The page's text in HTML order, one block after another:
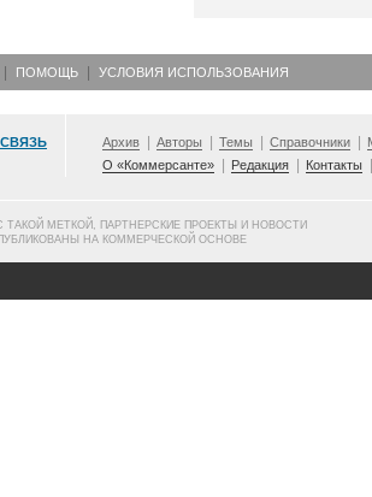
ПОМОЩЬ УСЛОВИЯ ИСПОЛЬЗОВАНИЯ
Архив Авторы Темы Справочники
О «Коммерсанте»
Редакция Контакты
ТАКОЙ МЕТКОЙ, ПАРТНЕРСКИЕ ПРОЕКТЫ И НОВОСТИ
НА КОММЕРЧЕСКОЙ ОСНОВЕ